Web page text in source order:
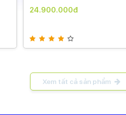
24.900.000đ
Xem tất cả sản phẩm